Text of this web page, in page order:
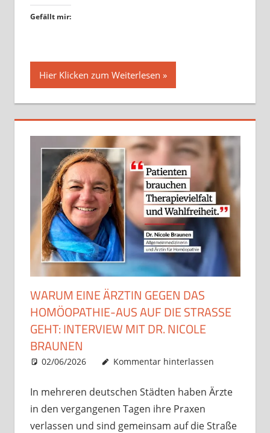
Gefällt mir:
Hier Klicken zum Weiterlesen
WARUM EINE ÄRZTIN GEGEN DAS
HOMÖOPATHIE-AUS AUF DIE STRASSE G
EHT: INTERVIEW MIT DR. NICOLE B
RAUNEN
02/06/2026 Christian J. Becker
Uncategorized
Kommentar hinterlassen
In mehreren deutschen Städten haben Ärzte
in den vergangenen Tagen ihre Praxen
verlassen und sind gemeinsam auf die Straße